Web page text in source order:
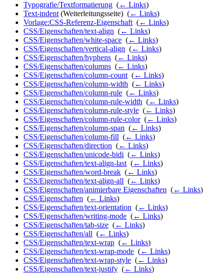
Typografie/Textformatierung (← Links)
Text-indent (Weiterleitungsseite) ‎ (← Links)
Vorlage:CSS-Referenz-Eigenschaft (← Links)
CSS/Eigenschaften/text-align (← Links)
CSS/Eigenschaften/white-space (← Links)
CSS/Eigenschaften/vertical-align (← Links)
CSS/Eigenschaften/hyphens (← Links)
CSS/Eigenschaften/columns (← Links)
CSS/Eigenschaften/column-count (← Links)
CSS/Eigenschaften/column-width (← Links)
CSS/Eigenschaften/column-rule (← Links)
CSS/Eigenschaften/column-rule-width (← Links)
CSS/Eigenschaften/column-rule-style (← Links)
CSS/Eigenschaften/column-rule-color‎ (← Links)
CSS/Eigenschaften/column-span (← Links)
CSS/Eigenschaften/column-fill (← Links)
CSS/Eigenschaften/direction (← Links)
CSS/Eigenschaften/unicode-bidi (← Links)
CSS/Eigenschaften/text-align-last (← Links)
CSS/Eigenschaften/word-break (← Links)
CSS/Eigenschaften/text-align-all (← Links)
CSS/Eigenschaften/animierbare Eigenschaften (← Links)
CSS/Eigenschaften (← Links)
CSS/Eigenschaften/text-orientation (← Links)
CSS/Eigenschaften/writing-mode (← Links)
CSS/Eigenschaften/tab-size (← Links)
CSS/Eigenschaften/all (← Links)
CSS/Eigenschaften/text-wrap (← Links)
CSS/Eigenschaften/text-wrap-mode (← Links)
CSS/Eigenschaften/text-wrap-style (← Links)
CSS/Eigenschaften/text-justify (← Links)